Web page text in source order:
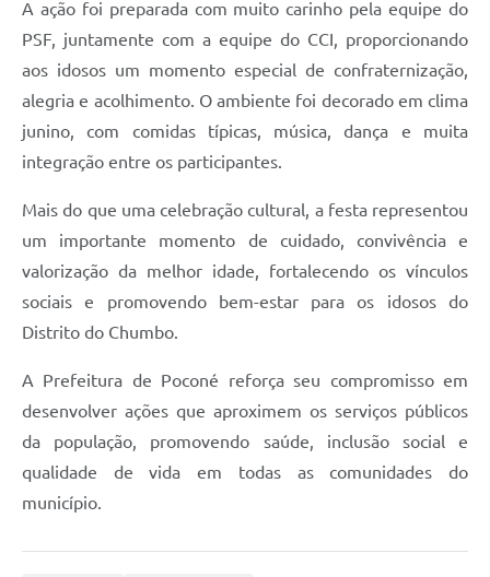
A ação foi preparada com muito carinho pela equipe do
PSF, juntamente com a equipe do CCI, proporcionando
aos idosos um momento especial de confraternização,
alegria e acolhimento. O ambiente foi decorado em clima
junino, com comidas típicas, música, dança e muita
integração entre os participantes.
Mais do que uma celebração cultural, a festa representou
um importante momento de cuidado, convivência e
valorização da melhor idade, fortalecendo os vínculos
sociais e promovendo bem-estar para os idosos do
Distrito do Chumbo.
A Prefeitura de Poconé reforça seu compromisso em
desenvolver ações que aproximem os serviços públicos
da população, promovendo saúde, inclusão social e
qualidade de vida em todas as comunidades do
município.